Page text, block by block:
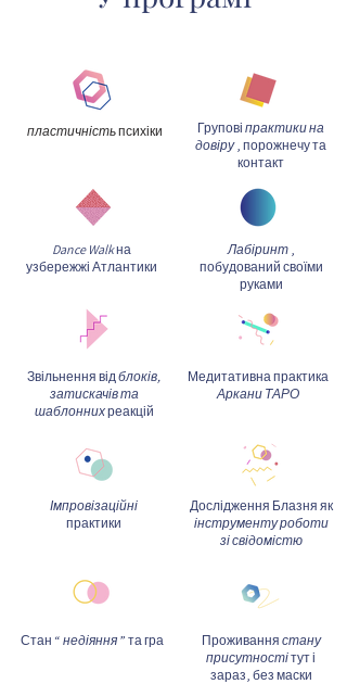
пластичністьпсихіки
Dance Walkна
узбережжі Атлантики
Звільнення відблоків,
затискачів та
шаблоннихреакцій
Імпровізаційні
практики
Стан “ недіяння” та гра
Групові практики на
довіру, порожнечу та
контакт
Лабіринт,
побудований своїми
руками
Медитативна практика
Аркани ТАРО
Дослідження Блазня як
інструменту роботи
зі свідомістю
Проживання стану
присутностітут і
зараз, без маски